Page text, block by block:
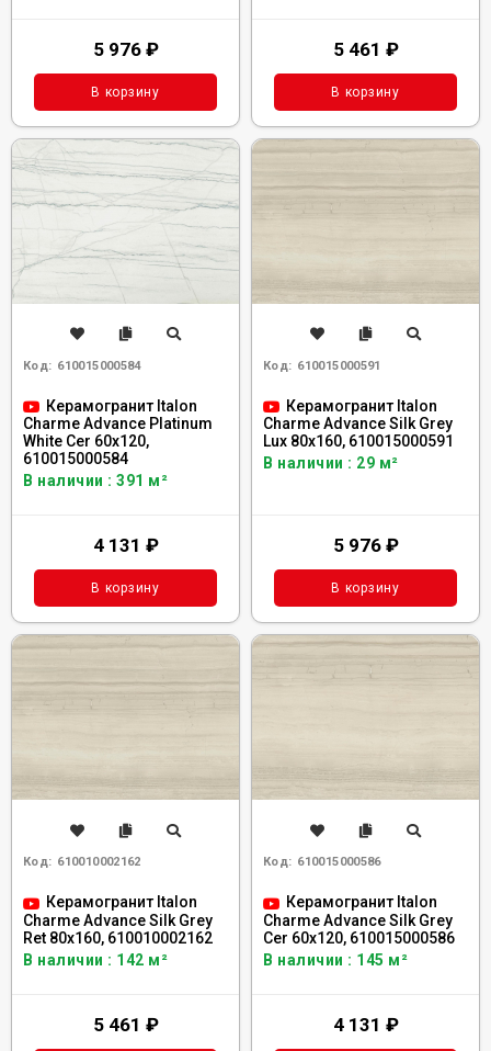
5 976 ₽
В корзину
5 461 ₽
В корзину
Код: 610015000584
Керамогранит Italon
Charme Advance Platinum
White Сer 60x120,
610015000584
В наличии : 391 м²
4 131 ₽
В корзину
Код: 610015000591
Керамогранит Italon
Charme Advance Silk Grey
Lux 80x160, 610015000591
В наличии : 29 м²
5 976 ₽
В корзину
Код: 610010002162
Керамогранит Italon
Charme Advance Silk Grey
Ret 80x160, 610010002162
В наличии : 142 м²
5 461 ₽
Код: 610015000586
Керамогранит Italon
Charme Advance Silk Grey
Сer 60x120, 610015000586
В наличии : 145 м²
4 131 ₽